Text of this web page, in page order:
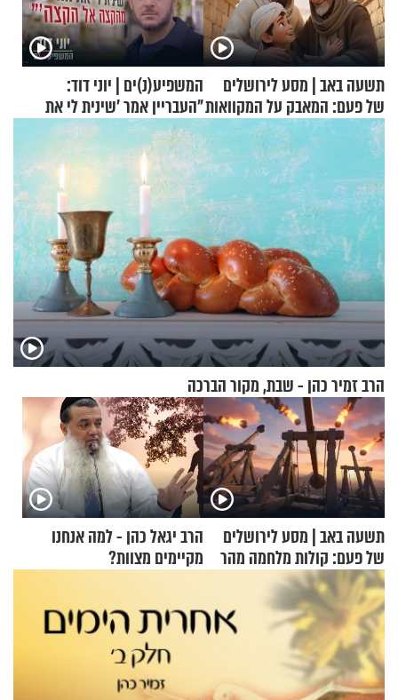
תשעה באב | מסע לירושלים
של פעם: המאבק על המקוואות
המשפיע(נ)ים | יוני דוד:
"העבריין אמר 'שינית לי את
החיים מהקצה אל הקצה'"
הרב זמיר כהן - שבת, מקור הברכה
תשעה באב | מסע לירושלים
של פעם: קולות מלחמה מהר
הזיתים
הרב יגאל כהן - למה אנחנו
מקיימים מצוות?